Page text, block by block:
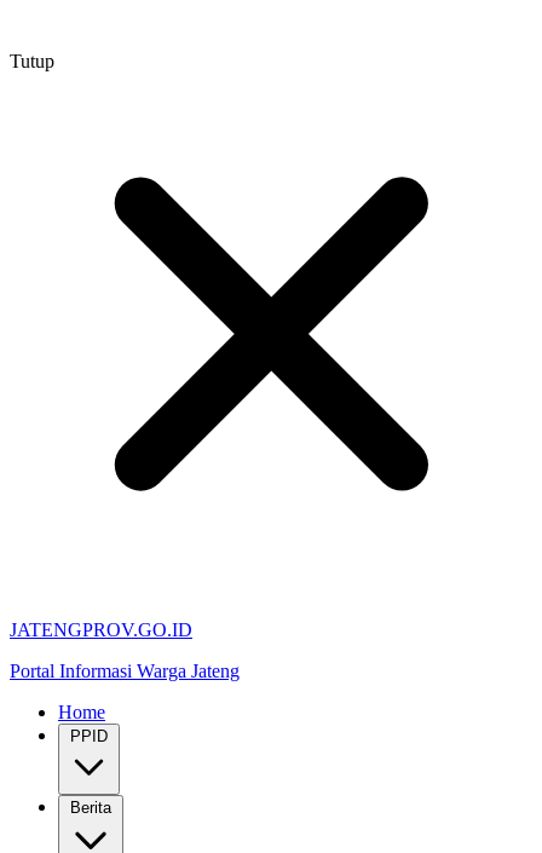
Tutup
JATENGPROV.GO.ID
Portal Informasi Warga Jateng
Home
PPID
Berita